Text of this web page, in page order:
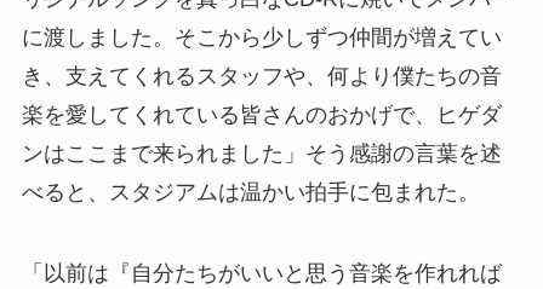
に渡しました。そこから少しずつ仲間が増えてい
き、支えてくれるスタッフや、何より僕たちの音
楽を愛してくれている皆さんのおかげで、ヒゲダ
ンはここまで来られました」そう感謝の言葉を述
べると、スタジアムは温かい拍手に包まれた。
「以前は『自分たちがいいと思う音楽を作れれば